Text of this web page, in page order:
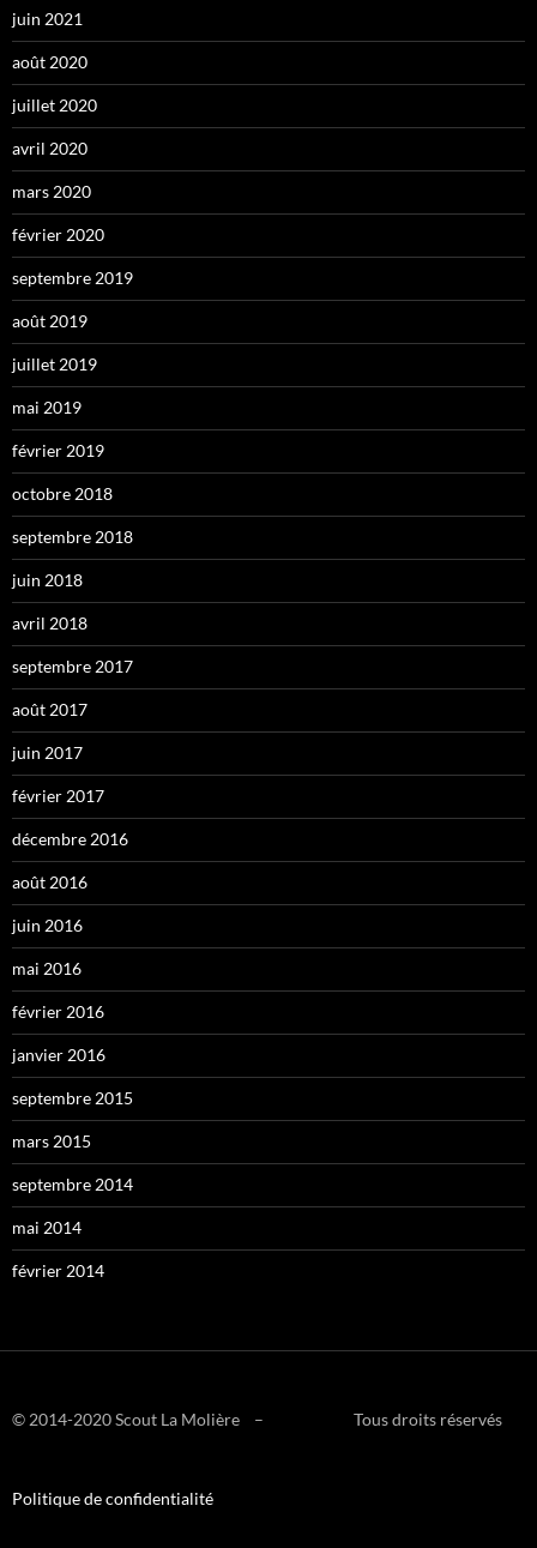
juin 2021
août 2020
juillet 2020
avril 2020
mars 2020
février 2020
septembre 2019
août 2019
juillet 2019
mai 2019
février 2019
octobre 2018
septembre 2018
juin 2018
avril 2018
septembre 2017
août 2017
juin 2017
février 2017
décembre 2016
août 2016
juin 2016
mai 2016
février 2016
janvier 2016
septembre 2015
mars 2015
septembre 2014
mai 2014
février 2014
© 2014-2020 Scout La Molière – Tous droits réservés
Politique de confidentialité